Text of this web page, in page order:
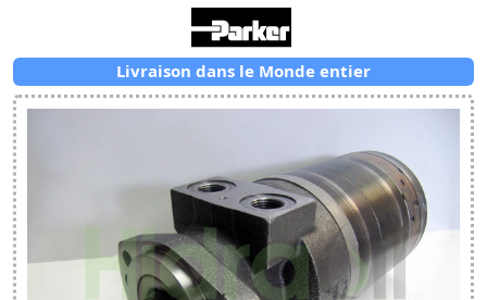
Livraison dans le Monde entier